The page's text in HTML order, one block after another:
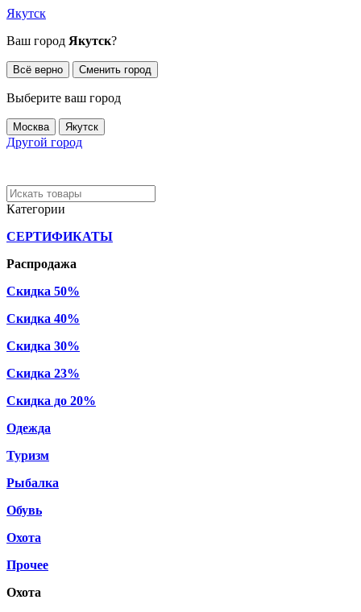
Якутск
Ваш город Якутск?
Всё верно Сменить город
Выберите ваш город
Москва Якутск
Другой город
Категории
СЕРТИФИКАТЫ
Распродажа
Скидка 50%
Скидка 40%
Скидка 30%
Скидка 23%
Скидка до 20%
Одежда
Туризм
Рыбалка
Обувь
Охота
Прочее
Охота